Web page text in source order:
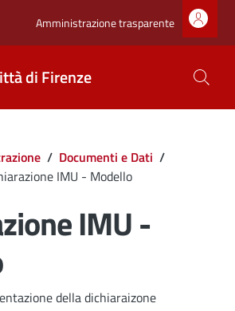
Zona superiore
Amministrazione trasparente
di Firenze
pane
/ Documenti e Dati /
IMU - Modello
IMU -
della dichiaraizone